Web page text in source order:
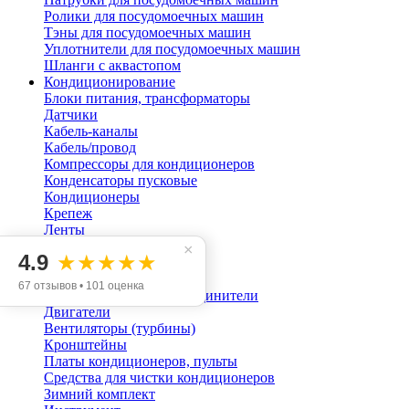
Ролики для посудомоечных машин
Тэны для посудомоечных машин
Уплотнители для посудомоечных машин
Шланги с аквастопом
Кондиционирование
Блоки питания, трансформаторы
Датчики
Кабель-каналы
Кабель/провод
Компрессоры для кондиционеров
Конденсаторы пусковые
Кондиционеры
Крепеж
Ленты
Хладагент (фреон)
Труба медная и изоляция
Гайки, переходники, соединители
Двигатели
Вентиляторы (турбины)
Кронштейны
Платы кондиционеров, пульты
Средства для чистки кондиционеров
Зимний комплект
×
4.9 ★★★★★
67 отзывов • 101 оценка